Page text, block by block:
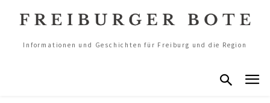
Informationen und Geschichten für Freiburg und die Region